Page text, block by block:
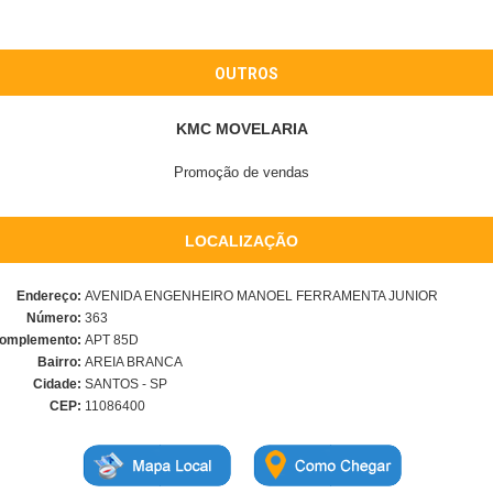
OUTROS
KMC MOVELARIA
Promoção de vendas
LOCALIZAÇÃO
Endereço: AVENIDA ENGENHEIRO MANOEL FERRAMENTA JUNIOR
Número: 363
APT 85D
Bairro: AREIA BRANCA
Cidade: SANTOS - SP
CEP: 11086400